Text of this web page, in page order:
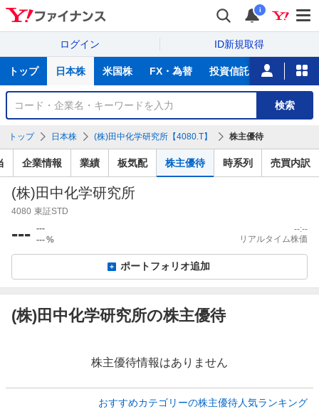
i
ログイン ID新規取得
サ
トップ 日本株 米国株 FX・為替 投資信託 ニュース
銘
検
検索
トップ 日本株 (株)田中化学研究所【4080.T】 株主優待
企業情報 業績 板気配 株主優待 時系列 売買内訳
(株)田中化学研究所
4080 東証STD
--- ---
---%
--:--
リアルタイム株価
ポートフォリオ追加
(株)田中化学研究所の株主優待
株主優待情報はありません
おすすめカテゴリーの株主優待人気ランキング